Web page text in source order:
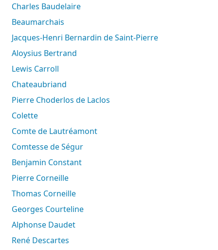
Charles Baudelaire
Beaumarchais
Jacques-Henri Bernardin de Saint-Pierre
Aloysius Bertrand
Lewis Carroll
Chateaubriand
Pierre Choderlos de Laclos
Colette
Comte de Lautréamont
Comtesse de Ségur
Benjamin Constant
Pierre Corneille
Thomas Corneille
Georges Courteline
Alphonse Daudet
René Descartes